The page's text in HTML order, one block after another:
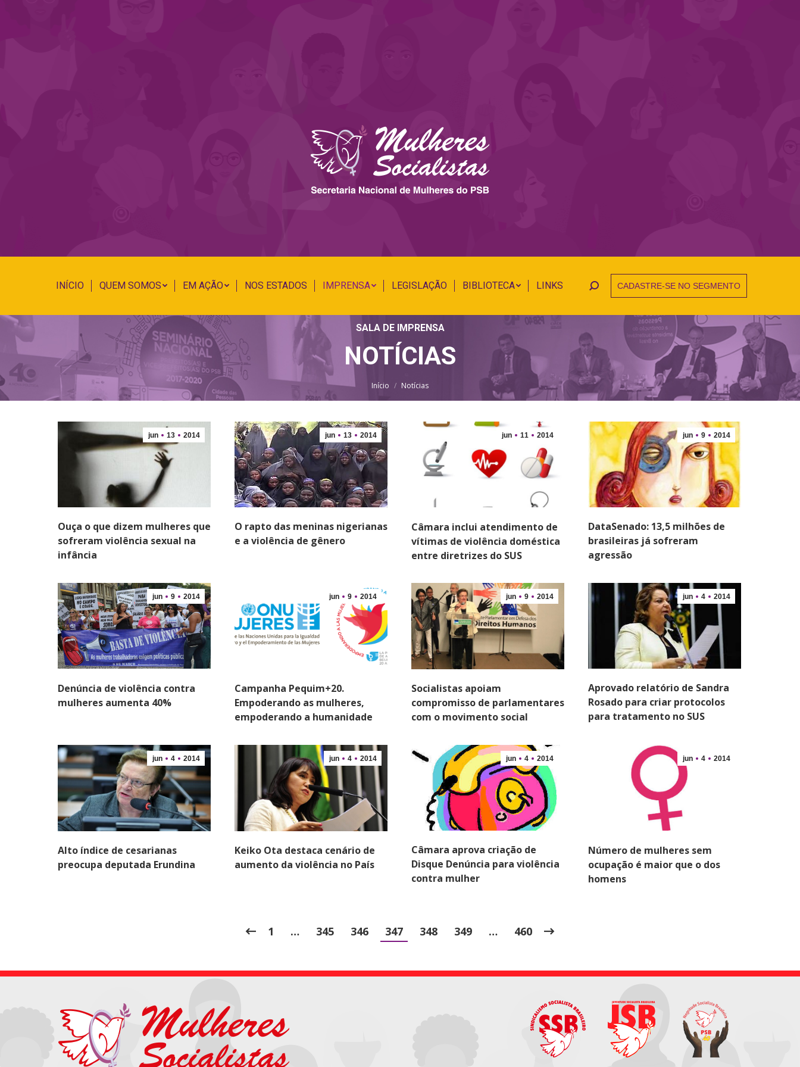
INÍCIO QUEM SOMOS EM AÇÃO NOS ESTADOS IMPRENSA LEGISLAÇÃO BIBLIOTECA LINKS Search:CADASTRE-SE NO SEGMENTO
SALA DE IMPRENSA
NOTÍCIAS
Você está aqui:
Início Notícias
jun 13 2014
Ouça o que dizem mulheres que
sofreram violência sexual na
infância
jun 13 2014
O rapto das meninas nigerianas
e a violência de gênero
jun 11 2014
Câmara inclui atendimento de
vítimas de violência doméstica
entre diretrizes do SUS
jun 9 2014
DataSenado: 13,5 milhões de
brasileiras já sofreram
agressão
jun 9 2014
Denúncia de violência contra
mulheres aumenta 40%
jun 9 2014
Campanha Pequim+20.
Empoderando as mulheres,
empoderando a humanidade
jun 9 2014
Socialistas apoiam
compromisso de parlamentares
com o movimento social
jun 4 2014
Aprovado relatório de Sandra
Rosado para criar protocolos
para tratamento no SUS
jun 4 2014
Alto índice de cesarianas
preocupa deputada Erundina
jun 4 2014
Keiko Ota destaca cenário de
aumento da violência no País
jun 4 2014
Câmara aprova criação de
Disque Denúncia para violência
contra mulher
jun 4 2014
Número de mulheres sem
ocupação é maior que o dos
homens
1 … 345 346 347 348 349 … 460